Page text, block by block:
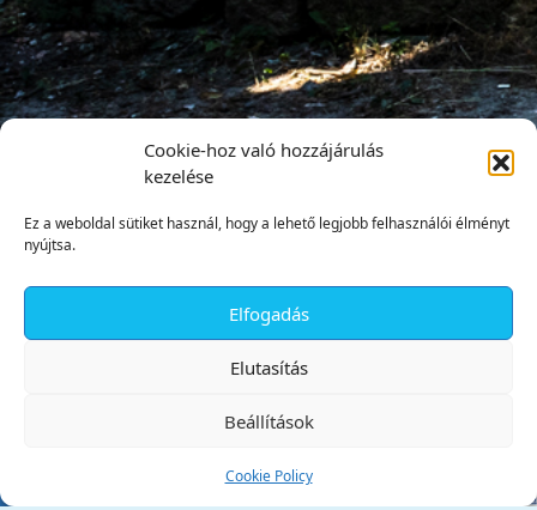
Cookie-hoz való hozzájárulás
kezelése
Ez a weboldal sütiket használ, hogy a lehető legjobb felhasználói élményt
nyújtsa.
Elfogadás
Elutasítás
Beállítások
Cookie Policy
Tata Város Önkormányzata
✕